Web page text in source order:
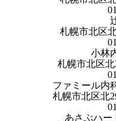
札幌市北区
小林
札幌市北区
ファミール内
札幌市北区北
あさぶハー